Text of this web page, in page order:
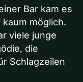
Bar kam es
möglich.
viele junge
die
Schlagzeilen